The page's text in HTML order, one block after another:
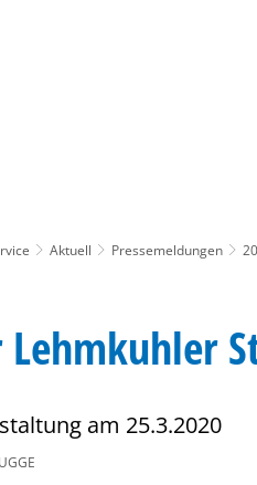
Aktuell Pressemeldungen
Lehmkuhler
am 25.3.2020